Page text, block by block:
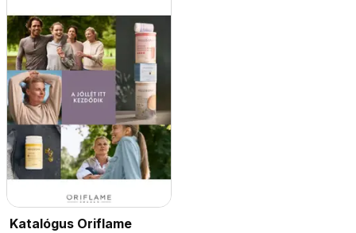
Katalógus Oriflame